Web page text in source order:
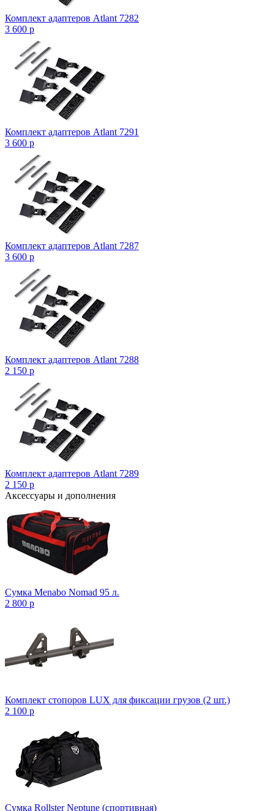
Комплект адаптеров Atlant 7282
3 600 p
Комплект адаптеров Atlant 7291
3 600 p
Комплект адаптеров Atlant 7287
3 600 p
Комплект адаптеров Atlant 7288
2 150 p
Комплект адаптеров Atlant 7289
2 150 p
Аксессуары и дополнения
Сумка Menabo Nomad 95 л.
2 800 p
Комплект стопоров LUX для фиксации грузов (2 шт.)
2 100 p
Сумка Rollster Neptune (спортивная)